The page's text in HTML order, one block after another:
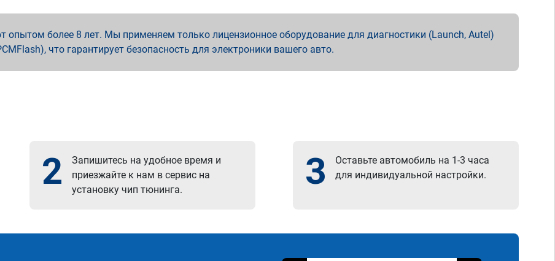
более 8 лет. Мы применяем только лицензионное оборудование для диагностики (Launch, Autel)
что гарантирует безопасность для электроники вашего авто.
2
Запишитесь на удобное время и
приезжайте к нам в сервис на
установку чип тюнинга.
3
Оставьте автомобиль на 1-3 часа
для индивидуальной настройки.